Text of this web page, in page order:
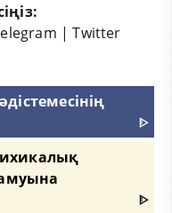
|Twitter
ᐈ
ᐈ